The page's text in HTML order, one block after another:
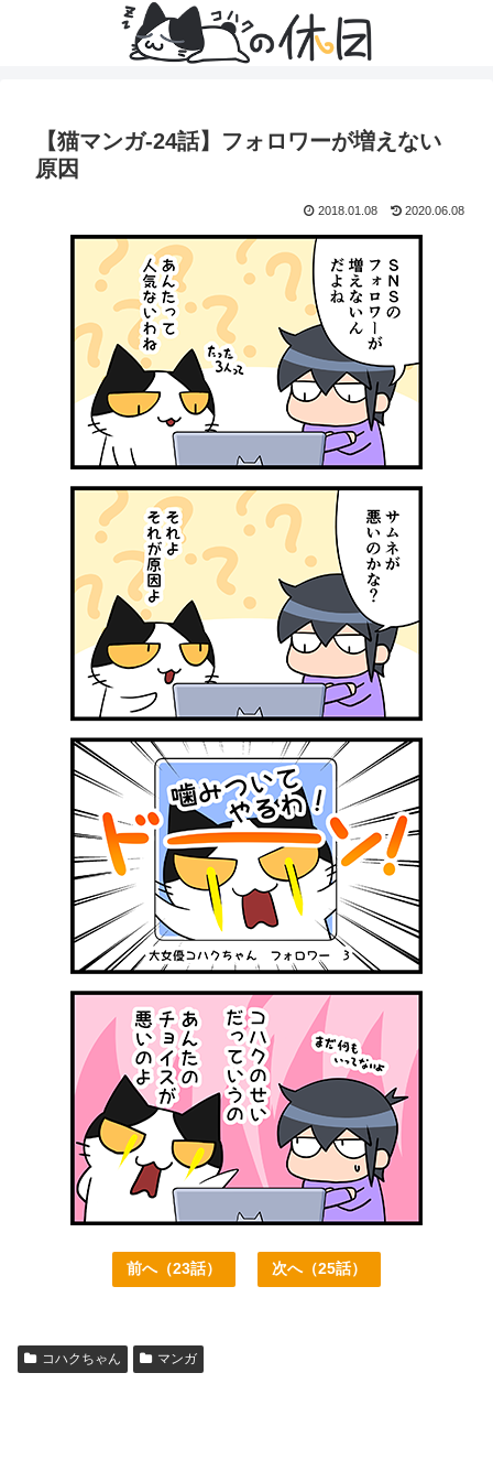
【猫マンガ-24話】フォロワーが増えない
原因
2018.01.08 2020.06.08
前へ（23話） 次へ（25話）
コハクちゃん マンガ